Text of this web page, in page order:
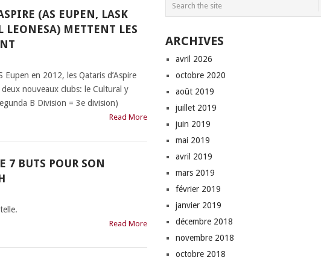
(AS EUPEN, LASK
LEONESA) METTENT LES
Eupen en 2012, les Qataris d’Aspire
nouveaux clubs: le Cultural y
B Division = 3e division)
Read More
7 BUTS POUR SON
Read More
ARCHIVES
avril 2026
octobre 2020
août 2019
juillet 2019
juin 2019
mai 2019
avril 2019
mars 2019
février 2019
janvier 2019
décembre 2018
novembre 2018
octobre 2018